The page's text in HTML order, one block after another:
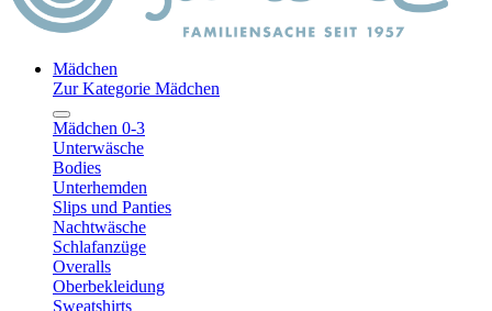
Mädchen
Zur Kategorie Mädchen
Mädchen 0-3
Unterwäsche
Bodies
Unterhemden
Slips und Panties
Nachtwäsche
Schlafanzüge
Overalls
Oberbekleidung
Sweatshirts